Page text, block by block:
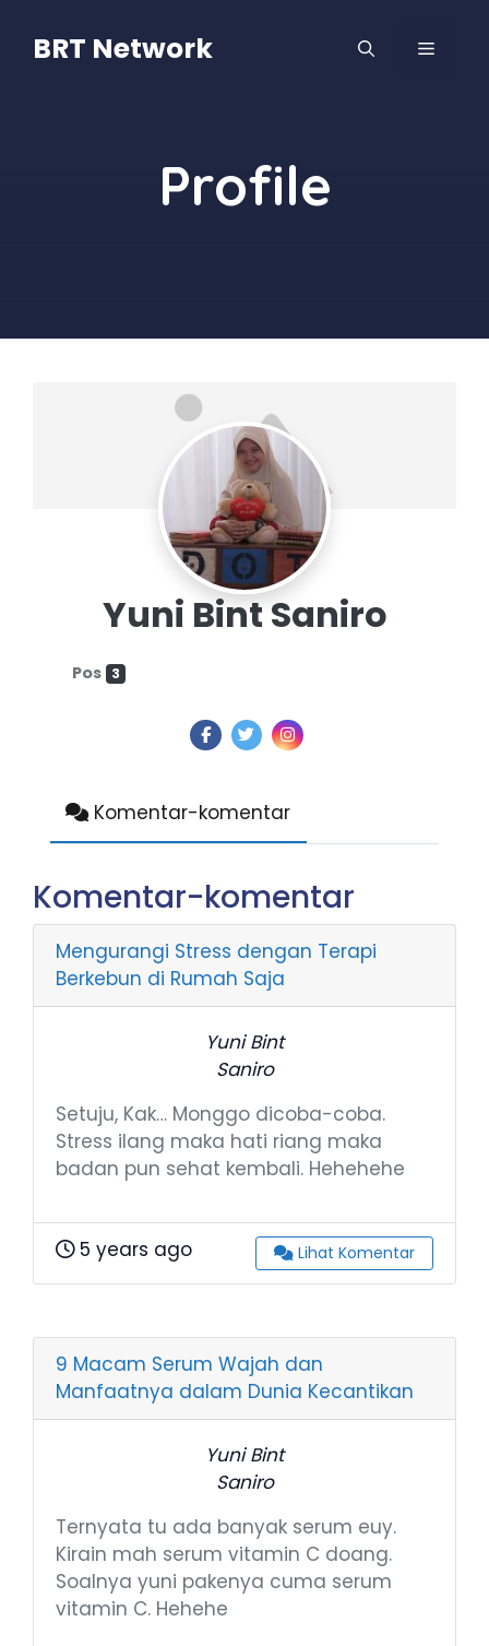
BRT Network MENU
Profile
Yuni Bint Saniro
Pos 3
Komentar-komentar
Komentar-komentar
Mengurangi Stress dengan Terapi
Berkebun di Rumah Saja
Yuni Bint
Saniro
Setuju, Kak… Monggo dicoba-coba.
Stress ilang maka hati riang maka
badan pun sehat kembali. Hehehehe
5 years ago Lihat Komentar
9 Macam Serum Wajah dan
Manfaatnya dalam Dunia Kecantikan
Yuni Bint
Saniro
Ternyata tu ada banyak serum euy.
Kirain mah serum vitamin C doang.
Soalnya yuni pakenya cuma serum
vitamin C. Hehehe